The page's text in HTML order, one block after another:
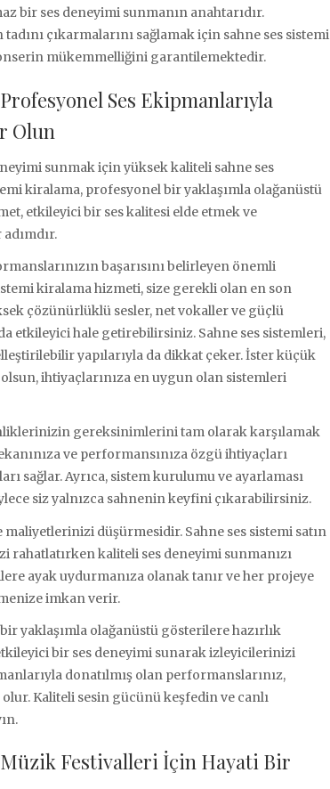
bir ses deneyimi sunmanın anahtarıdır.
çıkarmalarını sağlamak için sahne ses sistemi
mükemmelliğini garantilemektedir.
Ses Ekipmanlarıyla
Olun
sunmak için yüksek kaliteli sahne ses
kiralama, profesyonel bir yaklaşımla olağanüstü
etkileyici bir ses kalitesi elde etmek ve
başarısını belirleyen önemli
kiralama hizmeti, size gerekli olan en son
çözünürlüklü sesler, net vokaller ve güçlü
etkileyici hale getirebilirsiniz. Sahne ses sistemleri,
yapılarıyla da dikkat çeker. İster küçük
ihtiyaçlarınıza en uygun olan sistemleri
gereksinimlerini tam olarak karşılamak
ve performansınıza özgü ihtiyaçları
sağlar. Ayrıca, sistem kurulumu ve ayarlaması
siz yalnızca sahnenin keyfini çıkarabilirsiniz.
düşürmesidir. Sahne ses sistemi satın
rahatlatırken kaliteli ses deneyimi sunmanızı
ayak uydurmanıza olanak tanır ve her projeye
imkan verir.
yaklaşımla olağanüstü gösterilere hazırlık
bir ses deneyimi sunarak izleyicilerinizi
donatılmış olan performanslarınız,
Kaliteli sesin gücünü keşfedin ve canlı
Müzik Festivalleri İçin Hayati Bir